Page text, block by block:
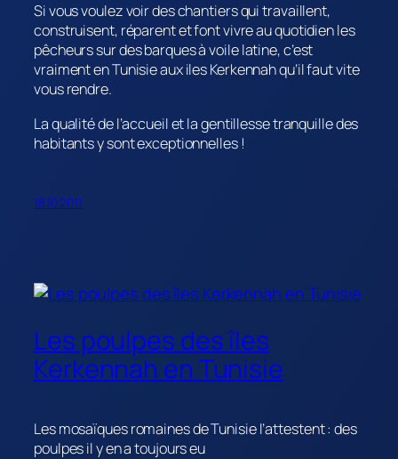
Si vous voulez voir des chantiers qui travaillent,
construisent, réparent et font vivre au quotidien les
pêcheurs sur des barques à voile latine, c’est
vraiment en Tunisie aux iles Kerkennah qu’il faut vite
vous rendre.
La qualité de l’accueil et la gentillesse tranquille des
habitants y sont exceptionnelles !
18.10.2011
Les poulpes des îles
Kerkennah en Tunisie
Les mosaïques romaines de Tunisie l’attestent : des
poulpes il y en a toujours eu